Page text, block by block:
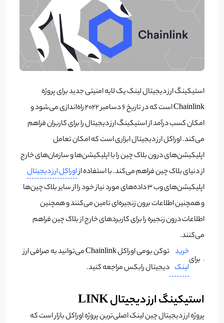
استیکینگ ارز دیجیتال لینک یک لایه امنیتی جدید برای پروژه
Chainlink است که در تاریخ 6 دسامبر 2022 راه‌اندازی می‌شود و
امکان کسب درآمد از استیکینگ ارز دیجیتال را برای کاربران فراهم
می‌کند. اوراکل ارز دیجیتال ابزاری است که امکان تعامل
اپلیکیشن‌های درون بلاک چین را با اپلیکیشن‌ها و سازمان‌های خارج
از دنیای بلاک چین فراهم می‌کند. با استفاده ازاوراکل ارز دیجیتال
اپلیکیشن‌های وب 3 داده‌های مورد نیاز خود را از سایر بلاک چین‌ها
و همچنین اطلاعات برون زنجیره‌ای تامین می‌کنند و همچنین
اطلاعات درون زنجیره را برای کاربردهای خارج از بلاک چین فراهم
می‌کنند.
برای
خرید
لینک
توکن بومی اوراکل Chainlink می‌توانید به صرافی ارز
دیجیتال رابکس مراجعه کنید.
استیکینگ ارز دیجیتال LINK
پروژه ارز دیجیتال چین لینک اصلی‌ترین پروژه اوراکل بازار است که